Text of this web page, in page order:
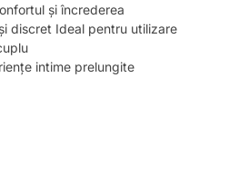
și încrederea
discret Ideal pentru utilizare
intime prelungite